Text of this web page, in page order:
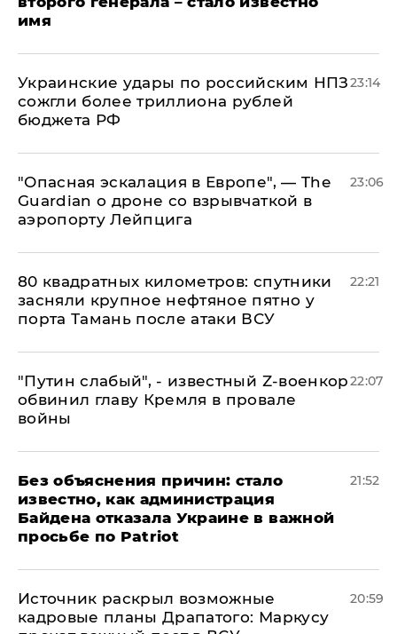
имя
Украинские удары по российским НПЗ
сожгли более триллиона рублей
бюджета РФ
23:14
"Опасная эскалация в Европе", — The
Guardian о дроне со взрывчаткой в
аэропорту Лейпцига
23:06
80 квадратных километров: спутники
засняли крупное нефтяное пятно у
порта Тамань после атаки ВСУ
22:21
​"Путин слабый", - известный Z-военкор
обвинил главу Кремля в провале
войны
22:07
Без объяснения причин: стало
известно, как администрация
Байдена отказала Украине в важной
просьбе по Patriot
21:52
​Источник раскрыл возможные
кадровые планы Драпатого: Маркусу
20:59